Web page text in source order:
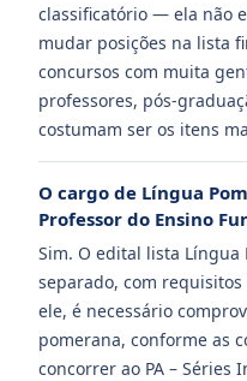
classificatório — ela não
mudar posições na lista
concursos com muita
professores, pós-
costumam ser os itens
O cargo de Língua
Professor do Ensino
Sim. O edital lista Língua
separado, com
ele, é necessário
pomerana, conforme as
concorrer ao PA – Séries